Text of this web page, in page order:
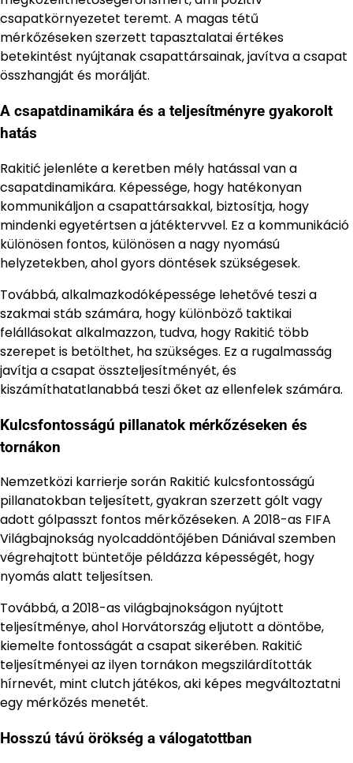
csapatkörnyezetet teremt. A magas tétű
mérkőzéseken szerzett tapasztalatai értékes
betekintést nyújtanak csapattársainak, javítva a csapat
összhangját és morálját.
A csapatdinamikára és a teljesítményre gyakorolt
hatás
Rakitić jelenléte a keretben mély hatással van a
csapatdinamikára. Képessége, hogy hatékonyan
kommunikáljon a csapattársakkal, biztosítja, hogy
mindenki egyetértsen a játéktervvel. Ez a kommunikáció
különösen fontos, különösen a nagy nyomású
helyzetekben, ahol gyors döntések szükségesek.
Továbbá, alkalmazkodóképessége lehetővé teszi a
szakmai stáb számára, hogy különböző taktikai
felállásokat alkalmazzon, tudva, hogy Rakitić több
szerepet is betölthet, ha szükséges. Ez a rugalmasság
javítja a csapat összteljesítményét, és
kiszámíthatatlanabbá teszi őket az ellenfelek számára.
Kulcsfontosságú pillanatok mérkőzéseken és
tornákon
Nemzetközi karrierje során Rakitić kulcsfontosságú
pillanatokban teljesített, gyakran szerzett gólt vagy
adott gólpasszt fontos mérkőzéseken. A 2018-as FIFA
Világbajnokság nyolcaddöntőjében Dániával szemben
végrehajtott büntetője példázza képességét, hogy
nyomás alatt teljesítsen.
Továbbá, a 2018-as világbajnokságon nyújtott
teljesítménye, ahol Horvátország eljutott a döntőbe,
kiemelte fontosságát a csapat sikerében. Rakitić
teljesítményei az ilyen tornákon megszilárdították
hírnevét, mint clutch játékos, aki képes megváltoztatni
egy mérkőzés menetét.
Hosszú távú örökség a válogatottban